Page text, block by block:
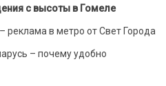
с высоты в Гомеле
реклама в метро от Свет Города
– почему удобно